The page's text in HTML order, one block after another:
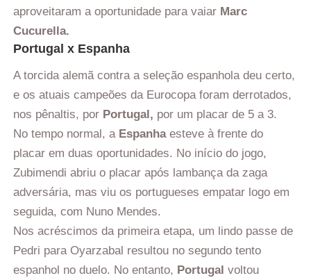
aproveitaram a oportunidade para vaiar Marc
Cucurella.
Portugal x Espanha
A torcida alemã contra a seleção espanhola deu certo,
e os atuais campeões da Eurocopa foram derrotados,
nos pênaltis, por Portugal, por um placar de 5 a 3.
No tempo normal, a Espanhaesteve à frente do
placar em duas oportunidades. No início do jogo,
Zubimendi abriu o placar após lambança da zaga
adversária, mas viu os portugueses empatar logo em
seguida, com Nuno Mendes.
Nos acréscimos da primeira etapa, um lindo passe de
Pedri para Oyarzabal resultou no segundo tento
espanhol no duelo. No entanto, Portugal voltou